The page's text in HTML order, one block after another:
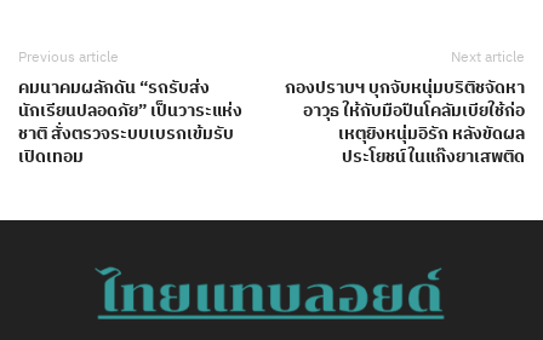
Previous article
คมนาคมผลักดัน “รถรับส่ง
นักเรียนปลอดภัย” เป็นวาระแห่ง
ชาติ สั่งตรวจระบบเบรกเข้มรับ
เปิดเทอม
Next article
กองปราบฯ บุกจับหนุ่มบริติชจัดหา
อาวุธ ให้กับมือปืนโคลัมเบียใช้ก่อ
เหตุยิงหนุ่มอิรัก หลังขัดผล
ประโยชน์ในแก๊งยาเสพติด